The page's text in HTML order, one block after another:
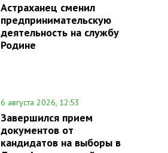
Астраханец сменил
предпринимательскую
деятельность на службу
Родине
6 августа 2026, 12:53
Завершился прием
документов от
кандидатов на выборы в